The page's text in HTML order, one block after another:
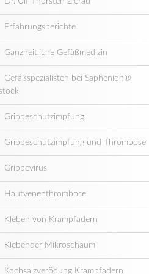
Erfahrungsberichte
Ganzheitliche Gefäßmedizin
Gefäßspezialisten bei Saphenion®
Grippeschutzimpfung
Grippeschutzimpfung und Thrombose
Grippevirus
Hautvenenthrombose
Kleben von Krampfadern
Klebender Mikroschaum
Kochsalzverödung Krampfadern